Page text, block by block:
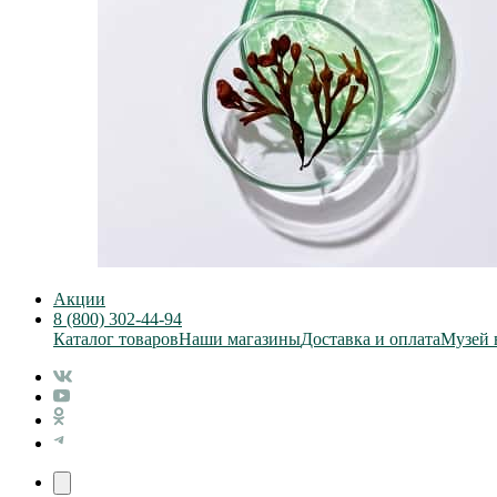
Акции
8 (800) 302-44-94
Каталог товаровНаши магазиныДоставка и оплатаМузей